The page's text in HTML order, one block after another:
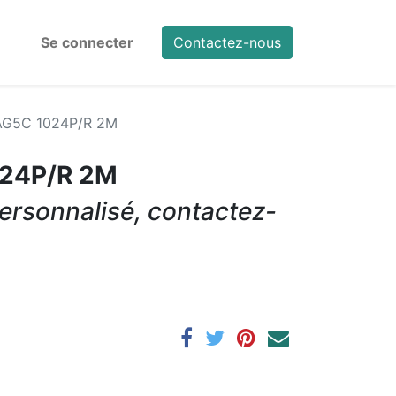
Se connecter Contactez-nous
1024P/R 2M
R 2M
contactez-